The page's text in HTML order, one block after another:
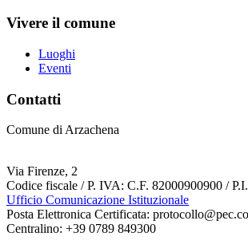
Vivere il comune
Luoghi
Eventi
Contatti
Comune di Arzachena
Via Firenze, 2
Codice fiscale / P. IVA: C.F. 82000900900 /
Ufficio Comunicazione Istituzionale
Posta Elettronica Certificata:
Centralino: +39 0789 849300